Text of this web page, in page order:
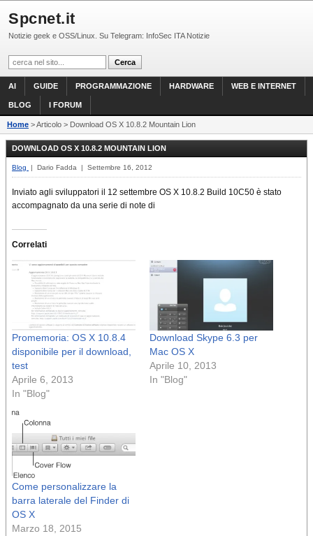
Spcnet.it
Notizie geek e OSS/Linux. Su Telegram: InfoSec ITA Notizie
AI GUIDE PROGRAMMAZIONE HARDWARE WEB E INTERNET
BLOG I FORUM
Home > Articolo > Download OS X 10.8.2 Mountain Lion
DOWNLOAD OS X 10.8.2 MOUNTAIN LION
Blog | Dario Fadda | Settembre 16, 2012
Inviato agli sviluppatori il 12 settembre OS X 10.8.2 Build 10C50 è stato
accompagnato da una serie di note di
Correlati
Promemoria: OS X 10.8.4
disponibile per il download,
test
Aprile 6, 2013
In "Blog"
Download Skype 6.3 per
Mac OS X
Aprile 10, 2013
In "Blog"
Come personalizzare la
barra laterale del Finder di
OS X
Marzo 18, 2015